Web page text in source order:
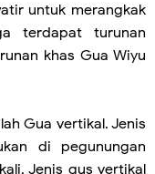
untuk merangkak
terdapat turunan
khas Gua Wiyu
Gua vertikal. Jenis
di pegunungan
Jenis gus vertikal